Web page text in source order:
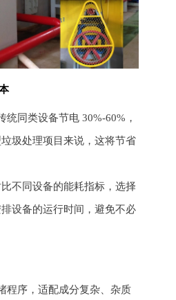
同类设备节电 30%-60%，
圾处理项目来说，这将节省
不同设备的能耗指标，选择
设备的运行时间，避免不必
程序，适配成分复杂、杂质